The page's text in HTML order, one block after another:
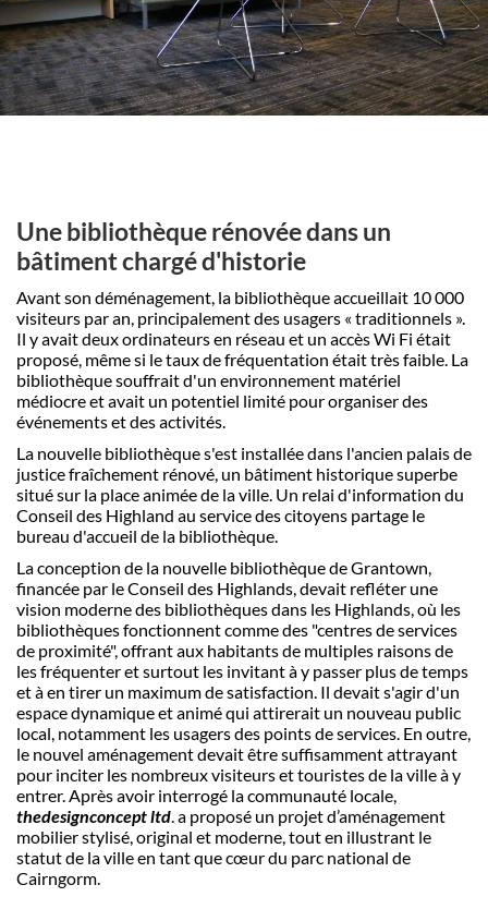
Une bibliothèque rénovée dans un
bâtiment chargé d'historie
Avant son déménagement, la bibliothèque accueillait 10 000
visiteurs par an, principalement des usagers « traditionnels ».
Il y avait deux ordinateurs en réseau et un accès Wi Fi était
proposé, même si le taux de fréquentation était très faible. La
bibliothèque souffrait d'un environnement matériel
médiocre et avait un potentiel limité pour organiser des
événements et des activités.
La nouvelle bibliothèque s'est installée dans l'ancien palais de
justice fraîchement rénové, un bâtiment historique superbe
situé sur la place animée de la ville. Un relai d'information du
Conseil des Highland au service des citoyens partage le
bureau d'accueil de la bibliothèque.
La conception de la nouvelle bibliothèque de Grantown,
financée par le Conseil des Highlands, devait refléter une
vision moderne des bibliothèques dans les Highlands, où les
bibliothèques fonctionnent comme des "centres de services
de proximité", offrant aux habitants de multiples raisons de
les fréquenter et surtout les invitant à y passer plus de temps
et à en tirer un maximum de satisfaction. Il devait s'agir d'un
espace dynamique et animé qui attirerait un nouveau public
local, notamment les usagers des points de services. En outre,
le nouvel aménagement devait être suffisamment attrayant
pour inciter les nombreux visiteurs et touristes de la ville à y
entrer. Après avoir interrogé la communauté locale,
thedesignconcept ltd . a proposé un projet d’aménagement
mobilier stylisé, original et moderne, tout en illustrant le
statut de la ville en tant que cœur du parc national de
Cairngorm.